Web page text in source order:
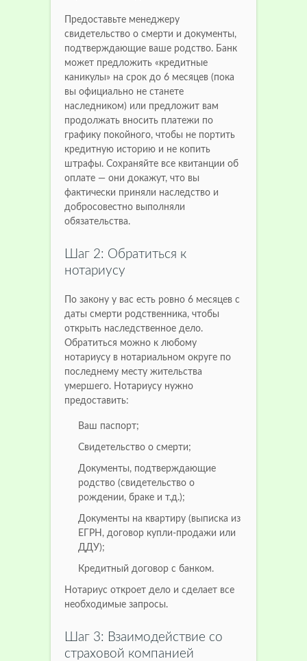
Предоставьте менеджеру
свидетельство о смерти и документы,
подтверждающие ваше родство. Банк
может предложить «кредитные
каникулы» на срок до 6 месяцев (пока
вы официально не станете
наследником) или предложит вам
продолжать вносить платежи по
графику покойного, чтобы не портить
кредитную историю и не копить
штрафы. Сохраняйте все квитанции об
оплате — они докажут, что вы
фактически приняли наследство и
добросовестно выполняли
обязательства.
Шаг 2: Обратиться к
нотариусу
По закону у вас есть ровно 6 месяцев с
даты смерти родственника, чтобы
открыть наследственное дело.
Обратиться можно к любому
нотариусу в нотариальном округе по
последнему месту жительства
умершего. Нотариусу нужно
предоставить:
Ваш паспорт;
Свидетельство о смерти;
Документы, подтверждающие
родство (свидетельство о
рождении, браке и т.д.);
Документы на квартиру (выписка из
ЕГРН, договор купли-продажи или
ДДУ);
Кредитный договор с банком.
Нотариус откроет дело и сделает все
необходимые запросы.
Шаг 3: Взаимодействие со
страховой компанией